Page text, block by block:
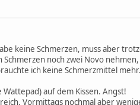
keine Schmerzen, muss aber
noch zwei Novo
ich keine Schmerzmittel mehr.
auf dem Kissen. Angst!
Vormittags nochmal aber